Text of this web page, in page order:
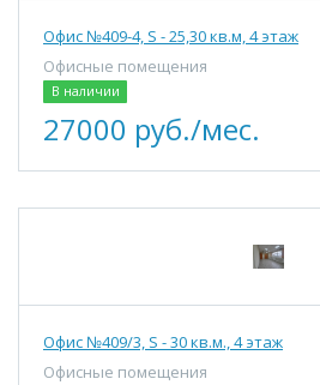
Офис №409-4, S - 25,30 кв.м, 4 этаж
Офисные помещения
В наличии
27000 руб./мес.
Офис №409/3, S - 30 кв.м., 4 этаж
Офисные помещения